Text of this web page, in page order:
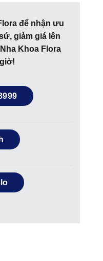
để nhận ưu
giảm giá lên
Khoa Flora